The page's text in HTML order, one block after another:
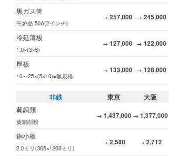
黒ガス管
高炉品 50A(2インチ)
→ 257,000 → 245,000
冷延薄板
1.0×(3×6)
→ 127,000 → 122,000
厚板
16～25×(5×10)=無規格
→ 133,000 → 128,000
非鉄 東京
大阪
黄銅類
黄銅削粉
→ 1,437,000 → 1,377,000
銅小板
2.0ミリ(365×1200ミリ)
→ 2,580 → 2,712